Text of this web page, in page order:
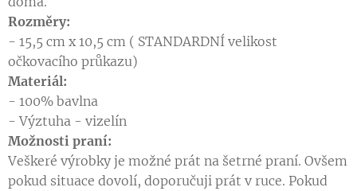
Rozměry:
- 15,5 cm x 10,5 cm ( STANDARDNÍ velikost
očkovacího průkazu)
Materiál:
- 100% bavlna
- Výztuha - vizelín
Možnosti praní:
Veškeré výrobky je možné prát na šetrné praní. Ovšem
pokud situace dovolí, doporučuji prát v ruce. Pokud